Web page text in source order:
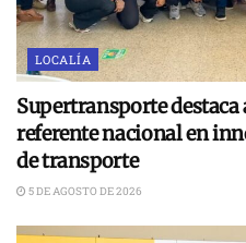
LOCALÍA
Supertransporte
referente nacional en
de transporte
5 DE AGOSTO DE 2026